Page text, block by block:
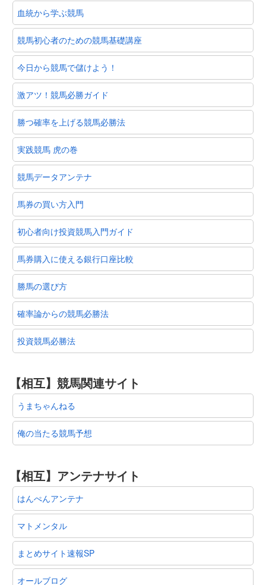
血統から学ぶ競馬
競馬初心者のための競馬基礎講座
今日から競馬で儲けよう！
激アツ！競馬必勝ガイド
勝つ確率を上げる競馬必勝法
実践競馬 虎の巻
競馬データアンテナ
馬券の買い方入門
初心者向け投資競馬入門ガイド
馬券購入に使える銀行口座比較
勝馬の選び方
確率論からの競馬必勝法
投資競馬必勝法
【相互】競馬関連サイト
うまちゃんねる
俺の当たる競馬予想
【相互】アンテナサイト
はんぺんアンテナ
マトメンタル
まとめサイト速報SP
オールブログ